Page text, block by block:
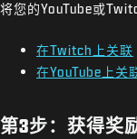
将您的YouTube或
在Twitch上关联
在YouTube上关
第3步：获得奖